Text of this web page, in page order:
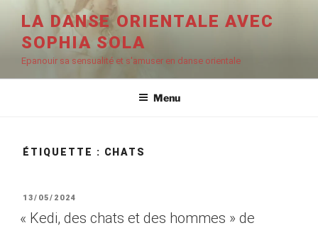
contenu
principal
LA DANSE ORIENTALE AVEC
SOPHIA SOLA
Epanouir sa sensualité et s'amuser en danse orientale
Menu
ÉTIQUETTE : CHATS
PUBLIÉ
LE
13/05/2024
« Kedi, des chats et des hommes » de